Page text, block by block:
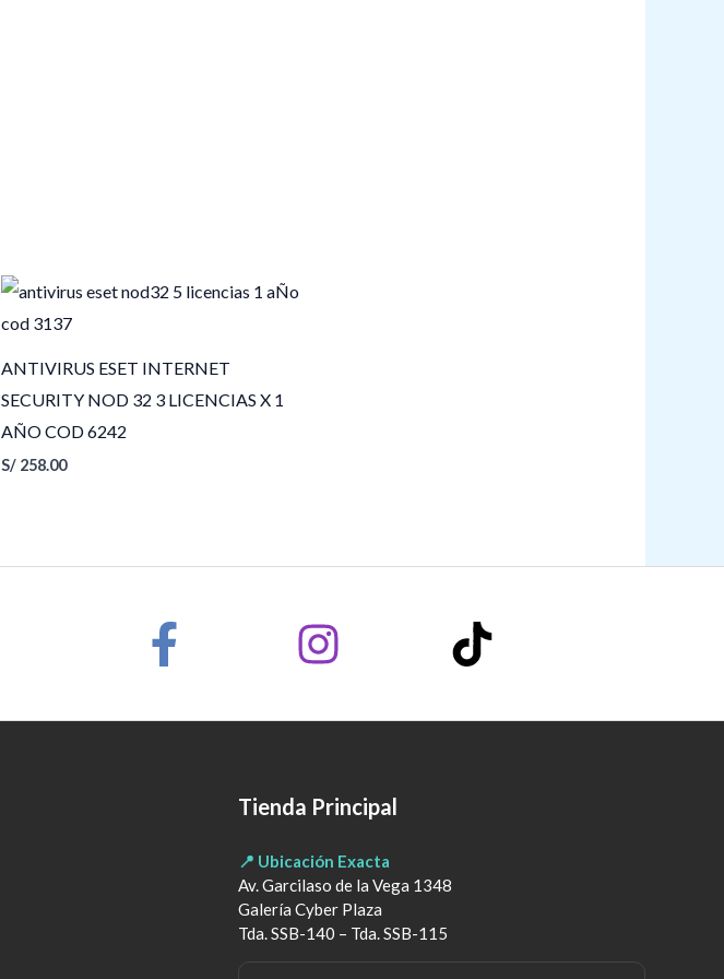
ANTIVIRUS ESET INTERNET
SECURITY NOD 32 3 LICENCIAS X 1
AÑO COD 6242
S/ 258.00
Tienda Principal
📍 Ubicación Exacta
Av. Garcilaso de la Vega 1348
Galería Cyber Plaza
Tda. SSB-140 – Tda. SSB-115